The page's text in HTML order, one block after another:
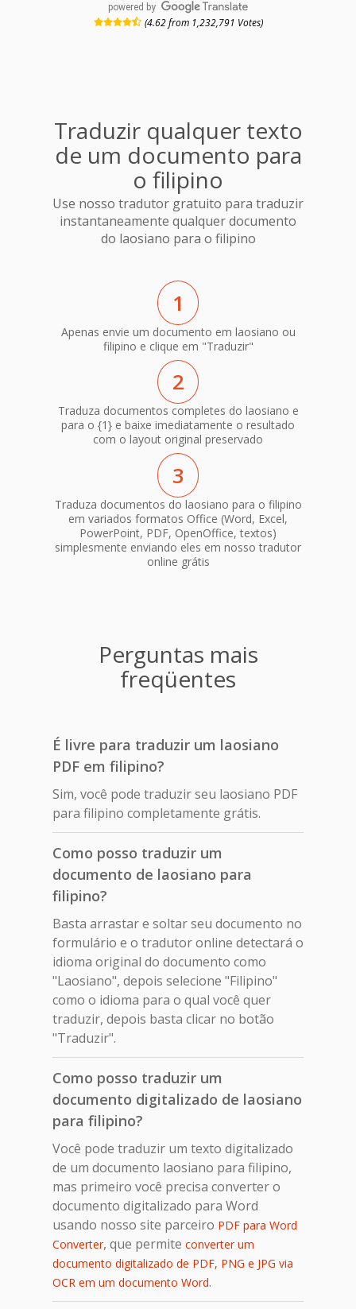
powered by
(4.62 from 1,232,791 Votes)
Traduzir qualquer texto
de um documento para
o filipino
Use nosso tradutor gratuito para traduzir
instantaneamente qualquer documento
do laosiano para o filipino
1
Apenas envie um documento em laosiano ou
filipino e clique em "Traduzir"
2
Traduza documentos completes do laosiano e
para o {1} e baixe imediatamente o resultado
com o layout original preservado
3
Traduza documentos do laosiano para o filipino
em variados formatos Office (Word, Excel,
PowerPoint, PDF, OpenOffice, textos)
simplesmente enviando eles em nosso tradutor
online grátis
Perguntas mais
freqüentes
É livre para traduzir um laosiano
PDF em filipino?
Sim, você pode traduzir seu laosiano PDF
para filipino completamente grátis.
Como posso traduzir um
documento de laosiano para
filipino?
Basta arrastar e soltar seu documento no
formulário e o tradutor online detectará o
idioma original do documento como
"Laosiano", depois selecione "Filipino"
como o idioma para o qual você quer
traduzir, depois basta clicar no botão
"Traduzir".
Como posso traduzir um
documento digitalizado de laosiano
para filipino?
Você pode traduzir um texto digitalizado
de um documento laosiano para filipino,
mas primeiro você precisa converter o
documento digitalizado para Word
usando nosso site parceiro PDF para Word
Converter, que permite converter um
documento digitalizado de PDF, PNG e JPG via
OCR em um documento Word.